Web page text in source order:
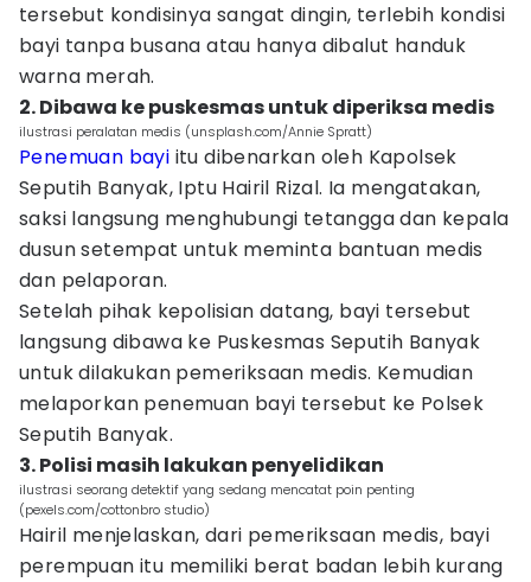
tersebut kondisinya sangat dingin, terlebih kondisi
bayi tanpa busana atau hanya dibalut handuk
warna merah.
2. Dibawa ke puskesmas untuk diperiksa medis
ilustrasi peralatan medis (unsplash.com/Annie Spratt)
Penemuan bayi itu dibenarkan oleh Kapolsek
Seputih Banyak, Iptu Hairil Rizal. Ia mengatakan,
saksi langsung menghubungi tetangga dan kepala
dusun setempat untuk meminta bantuan medis
dan pelaporan.
Setelah pihak kepolisian datang, bayi tersebut
langsung dibawa ke Puskesmas Seputih Banyak
untuk dilakukan pemeriksaan medis. Kemudian
melaporkan penemuan bayi tersebut ke Polsek
Seputih Banyak.
3. Polisi masih lakukan penyelidikan
ilustrasi seorang detektif yang sedang mencatat poin penting
(pexels.com/cottonbro studio)
Hairil menjelaskan, dari pemeriksaan medis, bayi
perempuan itu memiliki berat badan lebih kurang